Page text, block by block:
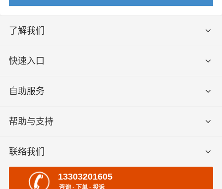
了解我们
快速入口
自助服务
帮助与支持
联络我们
13303201605
咨询 · 下单 · 投诉